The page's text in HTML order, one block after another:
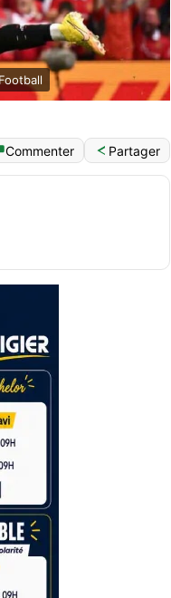
Commenter Partager